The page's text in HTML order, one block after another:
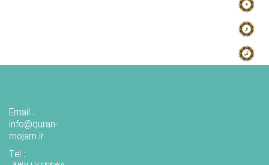
Email :
info@quran-
mojam.ir
Tel :